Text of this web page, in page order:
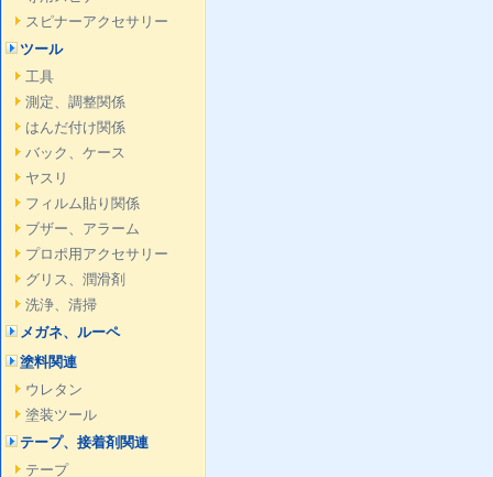
スピナーアクセサリー
ツール
工具
測定、調整関係
はんだ付け関係
バック、ケース
ヤスリ
フィルム貼り関係
ブザー、アラーム
プロポ用アクセサリー
グリス、潤滑剤
洗浄、清掃
メガネ、ルーペ
塗料関連
ウレタン
塗装ツール
テープ、接着剤関連
テープ